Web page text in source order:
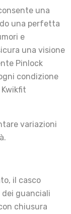
una
una perfetta
e
una visione
Pinlock
condizione
variazioni
il casco
guanciali
chiusura